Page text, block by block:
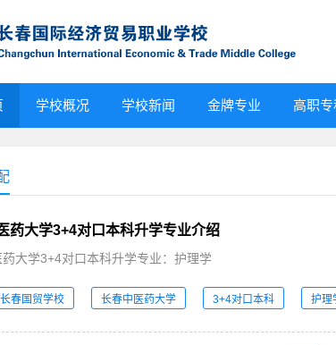
学校概况 学校新闻 金牌专业 高职专
药大学3+4对口本科升学专业介绍
大学3+4对口本科升学专业：护理学
长春国贸学校 长春中医药大学 3+4对口本科 护理